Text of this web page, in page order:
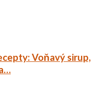
Voňavý sirup,